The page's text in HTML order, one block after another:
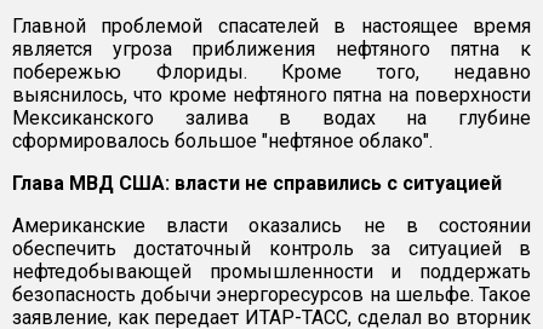
Главной проблемой спасателей в настоящее время
является угроза приближения нефтяного пятна к
побережью Флориды. Кроме того, недавно
выяснилось, что кроме нефтяного пятна на поверхности
Мексиканского залива в водах на глубине
сформировалось большое "нефтяное облако".
Глава МВД США: власти не справились с ситуацией
Американские власти оказались не в состоянии
обеспечить достаточный контроль за ситуацией в
нефтедобывающей промышленности и поддержать
безопасность добычи энергоресурсов на шельфе. Такое
заявление, как передает ИТАР-ТАСС, сделал во вторник